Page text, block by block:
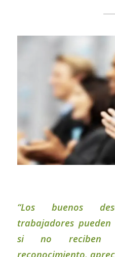
“Los buenos
trabajadores
si no reciben
reconocimiento,